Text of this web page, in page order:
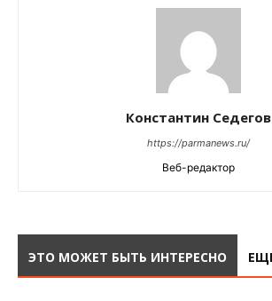
Константин Седегов
https://parmanews.ru/
Веб-редактор
ЭТО МОЖЕТ БЫТЬ ИНТЕРЕСНО